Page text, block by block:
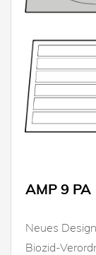
AMP 9 PA
Neues
Biozid-